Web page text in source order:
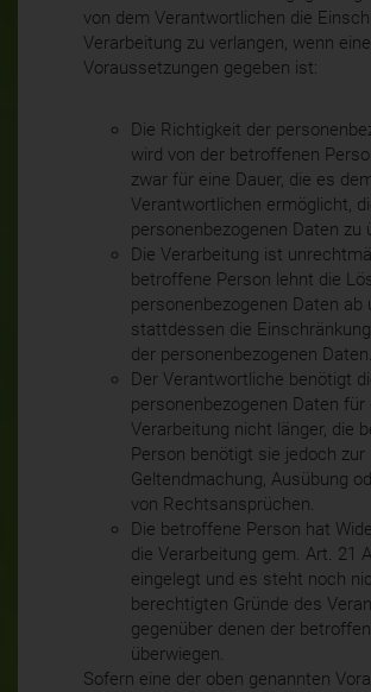
von dem Verantwortlichen die
Verarbeitung zu verlangen, wenn
Voraussetzungen gegeben ist:
Die Richtigkeit der
wird von der betroffenen
zwar für eine Dauer, die es
Verantwortlichen ermöglicht,
personenbezogenen Daten zu
Die Verarbeitung ist
betroffene Person lehnt die
personenbezogenen Daten ab
stattdessen die
der personenbezogenen Daten.
Der Verantwortliche benötigt
personenbezogenen Daten
Verarbeitung nicht länger, die
Person benötigt sie jedoch zur
Geltendmachung, Ausübung
von Rechtsansprüchen.
Die betroffene Person hat
die Verarbeitung gem. Art. 21
eingelegt und es steht noch
berechtigten Gründe des
gegenüber denen der
überwiegen.
Sofern eine der oben genannten